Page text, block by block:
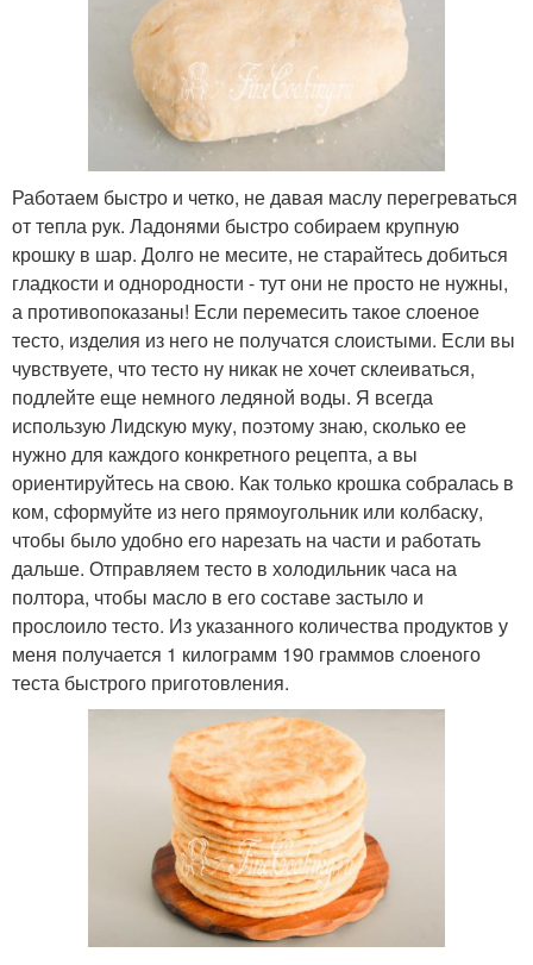
Работаем быстро и четко, не давая маслу перегреваться
от тепла рук. Ладонями быстро собираем крупную
крошку в шар. Долго не месите, не старайтесь добиться
гладкости и однородности - тут они не просто не нужны,
а противопоказаны! Если перемесить такое слоеное
тесто, изделия из него не получатся слоистыми. Если вы
чувствуете, что тесто ну никак не хочет склеиваться,
подлейте еще немного ледяной воды. Я всегда
использую Лидскую муку, поэтому знаю, сколько ее
нужно для каждого конкретного рецепта, а вы
ориентируйтесь на свою. Как только крошка собралась в
ком, сформуйте из него прямоугольник или колбаску,
чтобы было удобно его нарезать на части и работать
дальше. Отправляем тесто в холодильник часа на
полтора, чтобы масло в его составе застыло и
прослоило тесто. Из указанного количества продуктов у
меня получается 1 килограмм 190 граммов слоеного
теста быстрого приготовления.